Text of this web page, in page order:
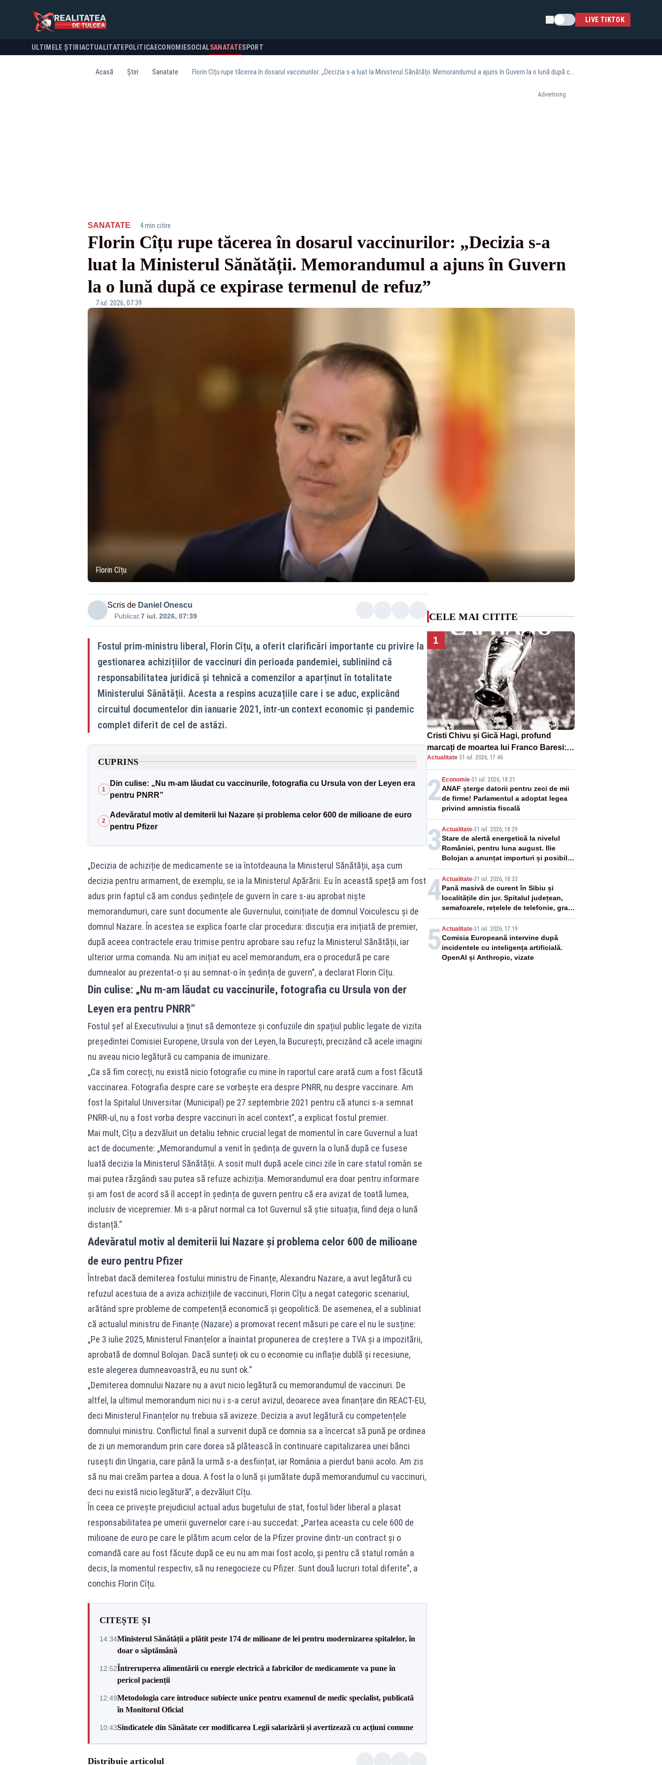
Schimba temaLIVE TIKTOK
ULTIMELE ȘTIRI ACTUALITATE POLITICA ECONOMIESOCIALSANATATESPORT
Acasă Știri Sanatate
Advertising
SANATATE· 4 min citire
Florin Cîțu rupe tăcerea în dosarul vaccinurilor: „Decizia s-a
luat la Ministerul Sănătății. Memorandumul a ajuns în Guvern
la o lună după ce expirase termenul de refuz”
7 iul. 2026, 07:39
Florin Cîțu
Scris de Daniel Onescu
Publicat:7 iul. 2026, 07:39
Fostul prim-ministru liberal, Florin Cîțu, a oferit clarificări importante cu privire la
gestionarea achizițiilor de vaccinuri din perioada pandemiei, subliniind că
responsabilitatea juridică și tehnică a comenzilor a aparținut în totalitate
Ministerului Sănătății. Acesta a respins acuzațiile care i se aduc, explicând
circuitul documentelor din ianuarie 2021, într-un context economic și pandemic
complet diferit de cel de astăzi.
CUPRINS
1
Din culise: „Nu m-am lăudat cu vaccinurile, fotografia cu Ursula von der Leyen era
pentru PNRR”
2
Adevăratul motiv al demiterii lui Nazare și problema celor 600 de milioane de euro
pentru Pfizer
„Decizia de achiziție de medicamente se ia întotdeauna la Ministerul Sănătății, așa cum
decizia pentru armament, de exemplu, se ia la Ministerul Apărării. Eu în această speță am fost
adus prin faptul că am condus ședințele de guvern în care s-au aprobat niște
memorandumuri, care sunt documente ale Guvernului, coinițiate de domnul Voiculescu și de
domnul Nazare. În acestea se explica foarte clar procedura: discuția era inițiată de premier,
după aceea contractele erau trimise pentru aprobare sau refuz la Ministerul Sănătății, iar
ulterior urma comanda. Nu am inițiat eu acel memorandum, era o procedură pe care
dumnealor au prezentat-o și au semnat-o în ședința de guvern”, a declarat Florin Cîțu.
Din culise: „Nu m-am lăudat cu vaccinurile, fotografia cu Ursula von der
Leyen era pentru PNRR”
Fostul șef al Executivului a ținut să demonteze și confuziile din spațiul public legate de vizita
președintei Comisiei Europene, Ursula von der Leyen, la București, precizând că acele imagini
nu aveau nicio legătură cu campania de imunizare.
„Ca să fim corecți, nu există nicio fotografie cu mine în raportul care arată cum a fost făcută
vaccinarea. Fotografia despre care se vorbește era despre PNRR, nu despre vaccinare. Am
fost la Spitalul Universitar (Municipal) pe 27 septembrie 2021 pentru că atunci s-a semnat
PNRR-ul, nu a fost vorba despre vaccinuri în acel context”, a explicat fostul premier.
Mai mult, Cîțu a dezvăluit un detaliu tehnic crucial legat de momentul în care Guvernul a luat
act de documente: „Memorandumul a venit în ședința de guvern la o lună după ce fusese
luată decizia la Ministerul Sănătății. A sosit mult după acele cinci zile în care statul român se
mai putea răzgândi sau putea să refuze achiziția. Memorandumul era doar pentru informare
și am fost de acord să îl accept în ședința de guvern pentru că era avizat de toată lumea,
inclusiv de vicepremier. Mi s-a părut normal ca tot Guvernul să știe situația, fiind deja o lună
distanță.”
Adevăratul motiv al demiterii lui Nazare și problema celor 600 de milioane
de euro pentru Pfizer
Întrebat dacă demiterea fostului ministru de Finanțe, Alexandru Nazare, a avut legătură cu
refuzul acestuia de a aviza achizițiile de vaccinuri, Florin Cîțu a negat categoric scenariul,
arătând spre probleme de competență economică și geopolitică. De asemenea, el a subliniat
că actualul ministru de Finanțe (Nazare) a promovat recent măsuri pe care el nu le susține:
„Pe 3 iulie 2025, Ministerul Finanțelor a înaintat propunerea de creștere a TVA și a impozitării,
aprobată de domnul Bolojan. Dacă sunteți ok cu o economie cu inflație dublă și recesiune,
este alegerea dumneavoastră, eu nu sunt ok.”
„Demiterea domnului Nazare nu a avut nicio legătură cu memorandumul de vaccinuri. De
altfel, la ultimul memorandum nici nu i s-a cerut avizul, deoarece avea finanțare din REACT-EU,
deci Ministerul Finanțelor nu trebuia să avizeze. Decizia a avut legătură cu competențele
domnului ministru. Conflictul final a survenit după ce domnia sa a încercat să pună pe ordinea
de zi un memorandum prin care dorea să plătească în continuare capitalizarea unei bănci
rusești din Ungaria, care până la urmă s-a desființat, iar România a pierdut banii acolo. Am zis
să nu mai creăm partea a doua. A fost la o lună și jumătate după memorandumul cu vaccinuri,
deci nu există nicio legătură”, a dezvăluit Cîțu.
În ceea ce privește prejudiciul actual adus bugetului de stat, fostul lider liberal a plasat
responsabilitatea pe umerii guvernelor care i-au succedat: „Partea aceasta cu cele 600 de
milioane de euro pe care le plătim acum celor de la Pfizer provine dintr-un contract și o
comandă care au fost făcute după ce eu nu am mai fost acolo, și pentru că statul român a
decis, la momentul respectiv, să nu renegocieze cu Pfizer. Sunt două lucruri total diferite”, a
conchis Florin Cîțu.
CITEȘTE ȘI
14:34Ministerul Sănătății a plătit peste 174 de milioane de lei pentru modernizarea spitalelor, în
doar o săptămână
12:52Întreruperea alimentării cu energie electrică a fabricilor de medicamente va pune în
pericol pacienții
12:49Metodologia care introduce subiecte unice pentru examenul de medic specialist, publicată
în Monitorul Oficial
10:43Sindicatele din Sănătate cer modificarea Legii salarizării și avertizează cu acțiuni comune
Distribuie articolul
CELE MAI CITITE
1
Cristi Chivu și Gică Hagi, profund
marcați de moartea lui Franco Baresi:
„O legendă a fotbalului mondial”
Actualitate·31 iul. 2026, 17:46
2Economie-31 iul. 2026, 18:21
ANAF șterge datorii pentru zeci de mii
de firme! Parlamentul a adoptat legea
privind amnistia fiscală
3 Actualitate-31 iul. 2026, 18:29
Stare de alertă energetică la nivelul
României, pentru luna august. Ilie
Bolojan a anunțat importuri și posibile
restricții – VIDEO
4Actualitate-31 iul. 2026, 18:33
Pană masivă de curent în Sibiu și
localitățile din jur. Spitalul județean,
semafoarele, rețelele de telefonie, grav
afectate
5 Actualitate-31 iul. 2026, 17:19
Comisia Europeană intervine după
incidentele cu inteligența artificială.
OpenAI și Anthropic, vizate